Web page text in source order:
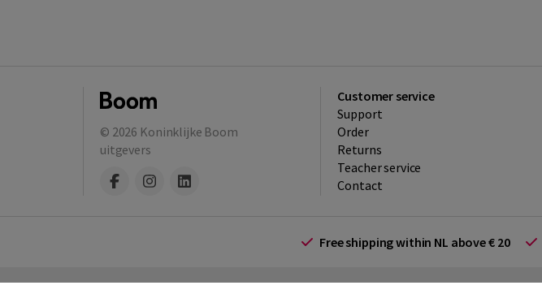
© 2026 Koninklijke Boom
uitgevers
Customer service
Support
Order
Returns
Teacher service
Contact
Free shipping within NL above € 20